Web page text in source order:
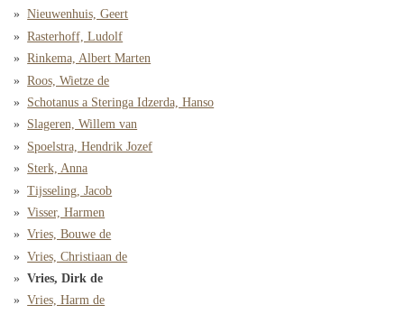
Nieuwenhuis, Geert
Rasterhoff, Ludolf
Rinkema, Albert Marten
Roos, Wietze de
Schotanus a Steringa Idzerda, Hanso
Slageren, Willem van
Spoelstra, Hendrik Jozef
Sterk, Anna
Tijsseling, Jacob
Visser, Harmen
Vries, Bouwe de
Vries, Christiaan de
Vries, Dirk de
Vries, Harm de